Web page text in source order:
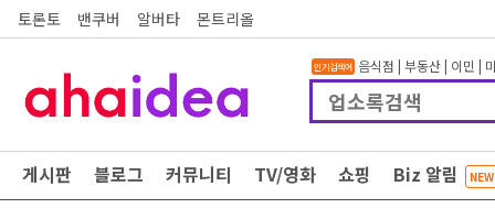
토론토 밴쿠버 알버타 몬트리올
인기검색어 음식점 | 부동산| 이민 |
게시판 블로그 커뮤니티 TV/영화 쇼핑 Biz 알림 NEW